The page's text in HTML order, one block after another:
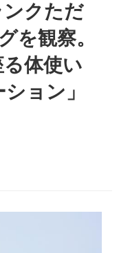
ンクただ
を観察。
体使い
ョン」